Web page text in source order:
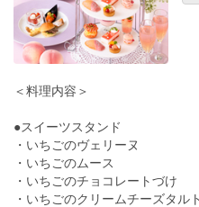
＜料理内容＞
●スイーツスタンド
・いちごのヴェリ
・いちごのムース
・いちごのチョコレートづけ
・いちごのクリームチーズタルト